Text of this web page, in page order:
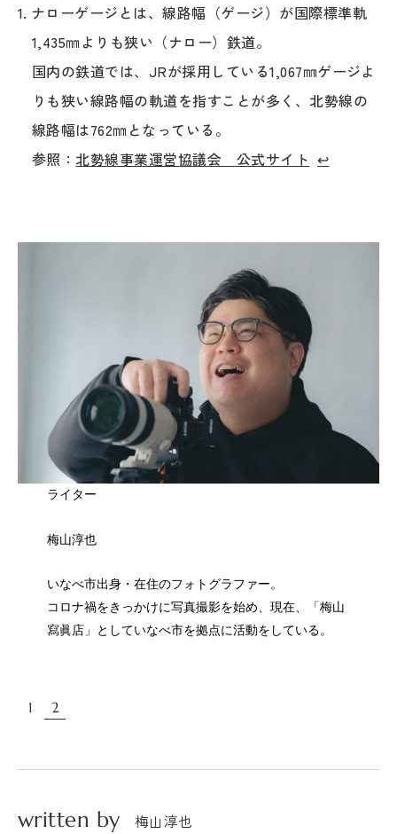
ナローゲージとは、線路幅（ゲージ）が国際標準軌
1,435㎜よりも狭い（ナロー）鉄道。
国内の鉄道では、JRが採用している1,067㎜ゲージよ
りも狭い線路幅の軌道を指すことが多く、北勢線の
線路幅は762㎜となっている。
参照：北勢線事業運営協議会 公式サイト ↩︎
ライター
梅山淳也
いなべ市出身・在住のフォトグラファー。
コロナ禍をきっかけに写真撮影を始め、現在、「梅山
寫眞店」としていなべ市を拠点に活動をしている。
1 2
written by 梅山淳也